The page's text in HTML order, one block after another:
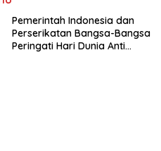
Pemerintah Indonesia dan
Perserikatan Bangsa-Bangsa
Peringati Hari Dunia Anti